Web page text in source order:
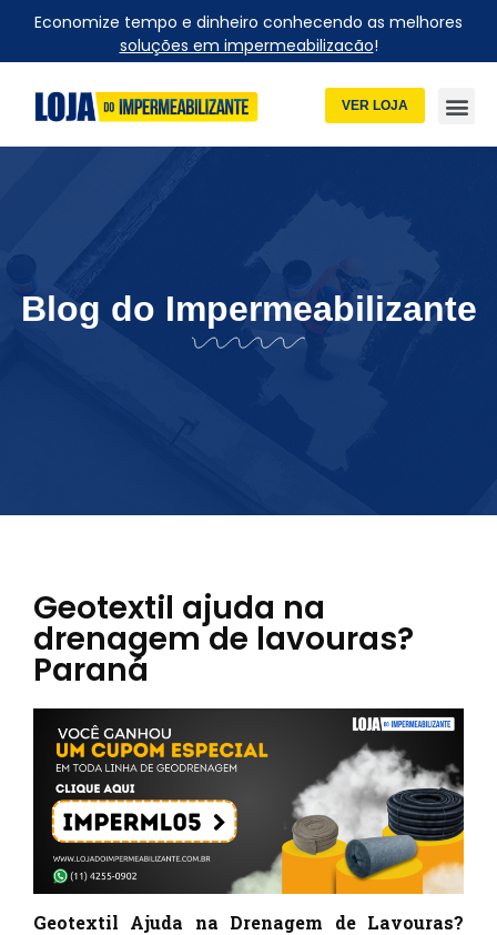
Economize tempo e dinheiro conhecendo as melhores
soluções em impermeabilizacão!
VER LOJA
Blog do Impermeabilizante
Geotextil ajuda na
drenagem de lavouras?
Paraná
Geotextil Ajuda na Drenagem de Lavouras?